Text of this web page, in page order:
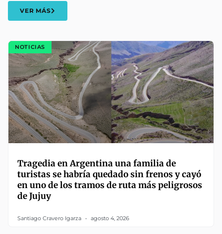
VER MÁS
NOTICIAS
Tragedia en Argentina una familia de
turistas se habría quedado sin frenos y cayó
en uno de los tramos de ruta más peligrosos
de Jujuy
Santiago Cravero Igarza agosto 4, 2026